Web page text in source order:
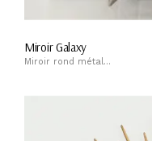
Miroir Galaxy
Miroir rond métal...